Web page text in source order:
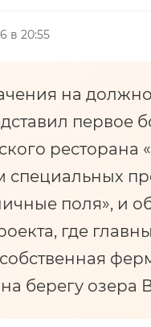
в 20:55
на
первое
ресторана
специальных
поля», и
где
берегу озера